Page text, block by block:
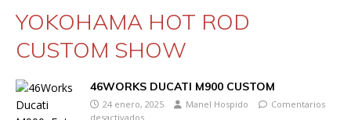
YOKOHAMA HOT ROD
CUSTOM SHOW
46WORKS DUCATI M900 CUSTOM
24 enero, 2025 Manel Hospido
Comentarios
desactivados